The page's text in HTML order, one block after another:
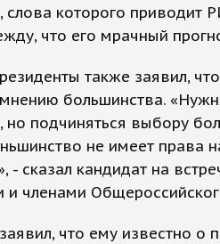
слова которого приводит
что его мрачный
также заявил,
большинства.
но подчиняться выбору
не имеет права
- сказал кандидат на
и членами
что ему известно о